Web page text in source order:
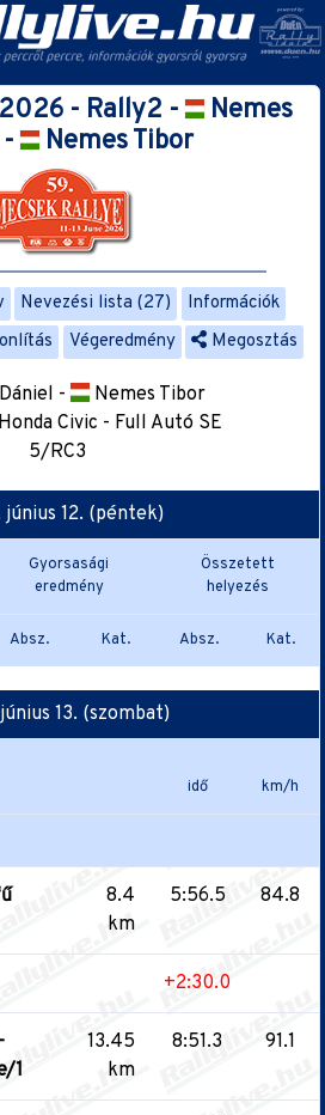
- Rally2 -
Nemes
Nemes Tibor
Nevezési lista (27)
Információk
Végeredmény Megosztás
-
Nemes Tibor
Civic - Full Autó SE
5/RC3
június 12. (péntek)
Gyorsasági
eredmény
Összetett
helyezés
Absz. Kat. Absz. Kat.
13. (szombat)
idő km/h
8.4
km
5:56.5 84.8
+2:30.0
1
13.45
km
8:51.3 91.1